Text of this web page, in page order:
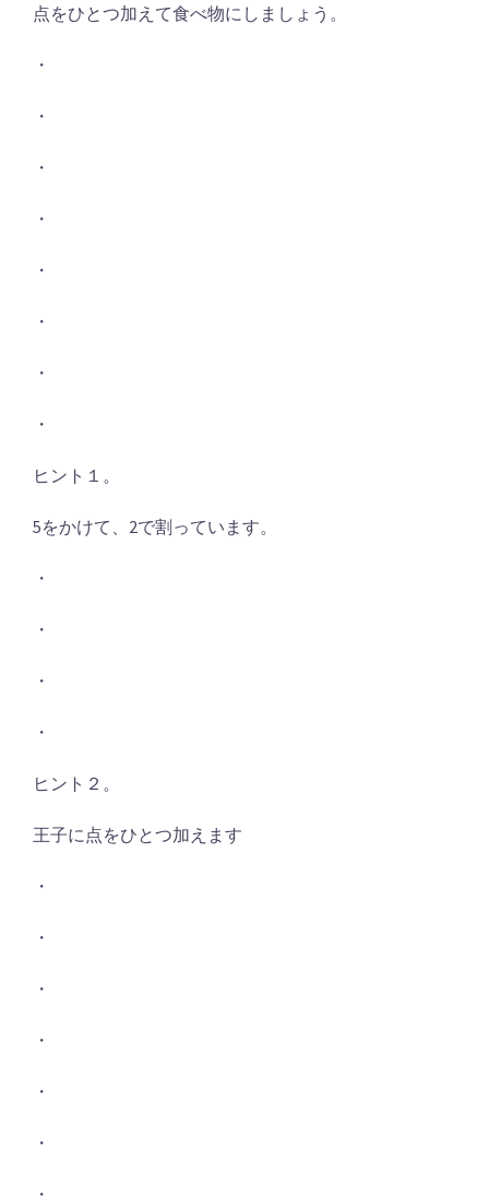
点をひとつ加えて食べ物にしましょう。
・
・
・
・
・
・
・
・
ヒント１。
5をかけて、2で割っています。
・
・
・
・
ヒント２。
王子に点をひとつ加えます
・
・
・
・
・
・